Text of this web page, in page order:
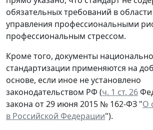
обязательных требований в
управления профессиональными
профессиональным стрессом.
Кроме того, документы
стандартизации применяются на
основе, если иное не установлено
законодательством РФ (ч. 1 ст. 26
закона от 29 июня 2015 № 162-ФЗ "О
в Российской Федерации").